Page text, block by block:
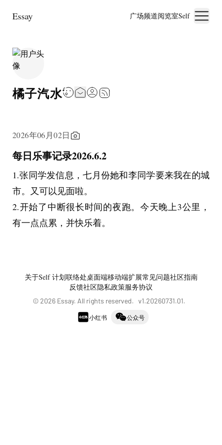
Essay 广场频道阅览室Self
橘子汽水
2026年06月02日
每日乐事记录2026.6.2
1.张同学发信息，七月份她和李同学要来我在的城
市。又可以见面啦。
2.开始了中断很长时间的夜跑。今天晚上3公里，
有一点点累，并快乐着。
关于Self 计划联络处桌面端移动端扩展常见问题社区指南
反馈社区隐私政策服务协议
© 2026 Essay. All rights reserved. v1.20260731.01.
小红书 公众号